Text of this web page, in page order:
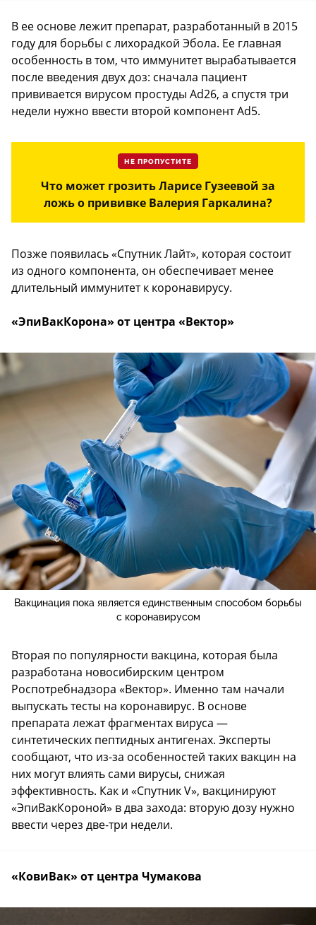
В ее основе лежит препарат, разработанный в 2015
году для борьбы с лихорадкой Эбола. Ее главная
особенность в том, что иммунитет вырабатывается
после введения двух доз: сначала пациент
прививается вирусом простуды Ad26, а спустя три
недели нужно ввести второй компонент Ad5.
НЕ ПРОПУСТИТЕ
Что может грозить Ларисе Гузеевой за
ложь о прививке Валерия Гаркалина?
Позже появилась «Спутник Лайт», которая состоит
из одного компонента, он обеспечивает менее
длительный иммунитет к коронавирусу.
«ЭпиВакКорона» от центра «Вектор»
Вакцинация пока является единственным способом борьбы
с коронавирусом
Вторая по популярности вакцина, которая была
разработана новосибирским центром
Роспотребнадзора «Вектор». Именно там начали
выпускать тесты на коронавирус. В основе
препарата лежат фрагментах вируса —
синтетических пептидных антигенах. Эксперты
сообщают, что из-за особенностей таких вакцин на
них могут влиять сами вирусы, снижая
эффективность. Как и «Спутник V», вакцинируют
«ЭпиВакКороной» в два захода: вторую дозу нужно
ввести через две-три недели.
«КовиВак» от центра Чумакова